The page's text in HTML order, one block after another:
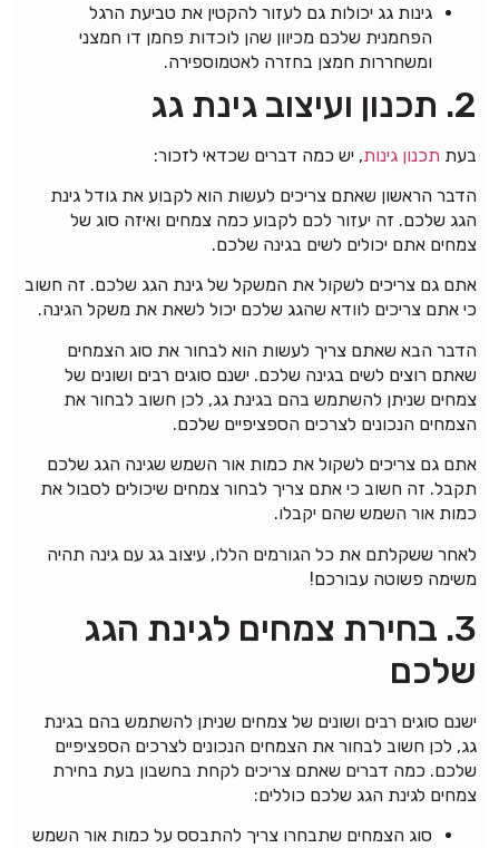
גינות גג יכולות גם לעזור להקטין את טביעת הרגל
הפחמנית שלכם מכיוון שהן לוכדות פחמן דו חמצני
ומשחררות חמצן בחזרה לאטמוספירה.
2. תכנון ועיצוב גינת גג
בעת תכנון גינות, יש כמה דברים שכדאי לזכור:
הדבר הראשון שאתם צריכים לעשות הוא לקבוע את גודל גינת
הגג שלכם. זה יעזור לכם לקבוע כמה צמחים ואיזה סוג של
צמחים אתם יכולים לשים בגינה שלכם.
אתם גם צריכים לשקול את המשקל של גינת הגג שלכם. זה חשוב
כי אתם צריכים לוודא שהגג שלכם יכול לשאת את משקל הגינה.
הדבר הבא שאתם צריך לעשות הוא לבחור את סוג הצמחים
שאתם רוצים לשים בגינה שלכם. ישנם סוגים רבים ושונים של
צמחים שניתן להשתמש בהם בגינת גג, לכן חשוב לבחור את
הצמחים הנכונים לצרכים הספציפיים שלכם.
אתם גם צריכים לשקול את כמות אור השמש שגינה הגג שלכם
תקבל. זה חשוב כי אתם צריך לבחור צמחים שיכולים לסבול את
כמות אור השמש שהם יקבלו.
לאחר ששקלתם את כל הגורמים הללו, עיצוב גג עם גינה תהיה
משימה פשוטה עבורכם!
3. בחירת צמחים לגינת הגג
שלכם
ישנם סוגים רבים ושונים של צמחים שניתן להשתמש בהם בגינת
גג, לכן חשוב לבחור את הצמחים הנכונים לצרכים הספציפיים
שלכם. כמה דברים שאתם צריכים לקחת בחשבון בעת ​​​​בחירת
צמחים לגינת הגג שלכם כוללים:
סוג הצמחים שתבחרו צריך להתבסס על כמות אור השמש